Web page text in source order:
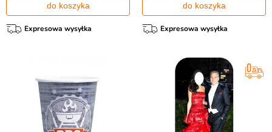
do koszyka
Expresowa wysyłka
do koszyka
Expresowa wysyłka